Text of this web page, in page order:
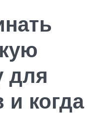
для
и когда